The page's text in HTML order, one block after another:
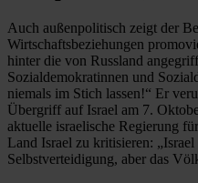
Auch außenpolitisch zeigt der
Wirtschaftsbeziehungen
hinter die von Russland
Sozialdemokratinnen und
niemals im Stich lassen!“ Er
Übergriff auf Israel am 7.
aktuelle israelische Regierung
Land Israel zu kritisieren:
Selbstverteidigung, aber das